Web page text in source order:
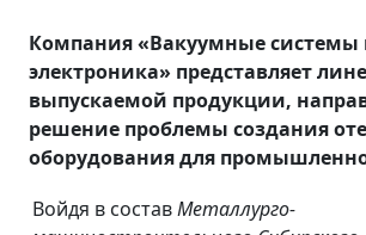
Компания «Вакуумные системы
электроника» представляет
выпускаемой продукции,
решение проблемы создания
оборудования для
Войдя в составМеталлурго-